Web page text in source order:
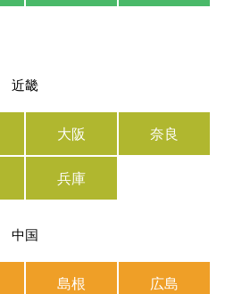
近畿
大阪 奈良
兵庫
中国
島根 広島